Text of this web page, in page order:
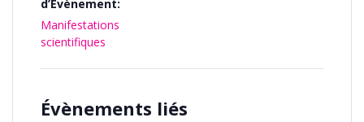
d’Évènement:
Manifestations
scientifiques
Évènements liés